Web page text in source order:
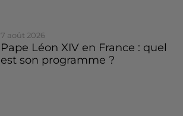
7 août 2026
Pape Léon XIV en France : quel
est son programme ?